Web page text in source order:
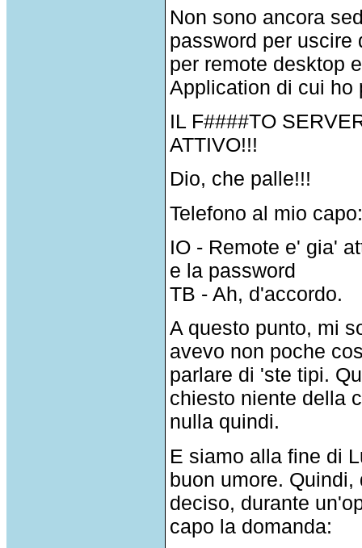
Non sono ancora
password per
per remote desktop
Application di cui
IL F####TO
ATTIVO!!!
Dio, che palle!!!
Telefono al mio
IO - Remote e' gia'
e la password
TB - Ah, d'accordo.
A questo punto, mi
avevo non poche
parlare di 'ste tipi.
chiesto niente della
nulla quindi.
E siamo alla fine di
buon umore.
deciso, durante
capo la domanda: